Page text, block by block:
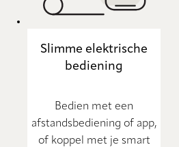
Slimme elektrische
bediening
Bedien met een
afstandsbediening of app,
of koppel met je smart